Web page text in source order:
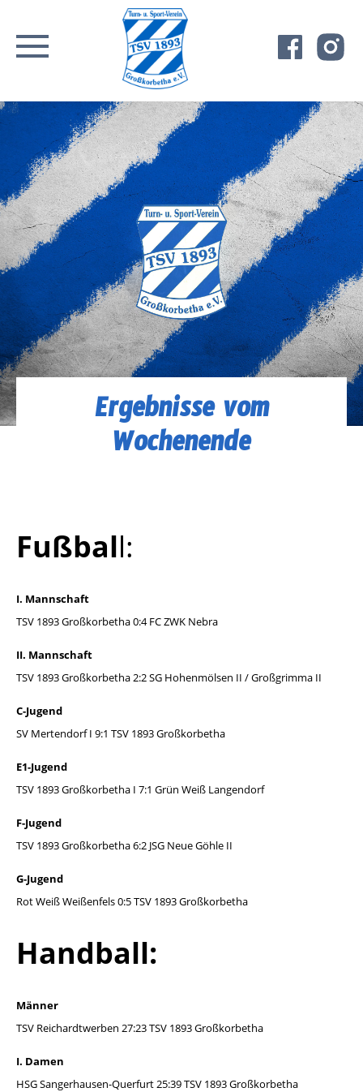
Ergebnisse vom
Wochenende
Fußball:
I. Mannschaft
TSV 1893 Großkorbetha 0:4 FC ZWK Nebra
II. Mannschaft
TSV 1893 Großkorbetha 2:2 SG Hohenmölsen II / Großgrimma II
C-Jugend
SV Mertendorf I 9:1 TSV 1893 Großkorbetha
E1-Jugend
TSV 1893 Großkorbetha I 7:1 Grün Weiß Langendorf
F-Jugend
TSV 1893 Großkorbetha 6:2 JSG Neue Göhle II
G-Jugend
Rot Weiß Weißenfels 0:5 TSV 1893 Großkorbetha
Handball:
Männer
TSV Reichardtwerben 27:23 TSV 1893 Großkorbetha
I. Damen
HSG Sangerhausen-Querfurt 25:39 TSV 1893 Großkorbetha